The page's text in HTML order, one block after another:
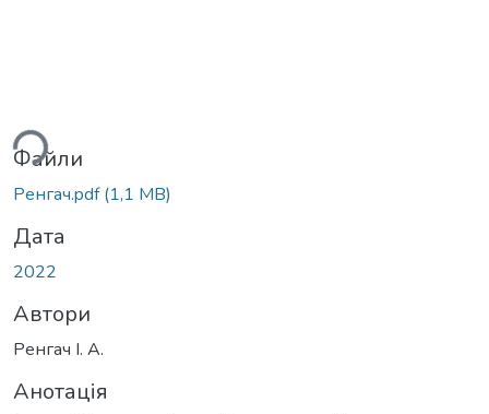
Файли
Ренгач.pdf(1,1 MB)
Дата
2022
Автори
Ренгач І. А.
Анотація